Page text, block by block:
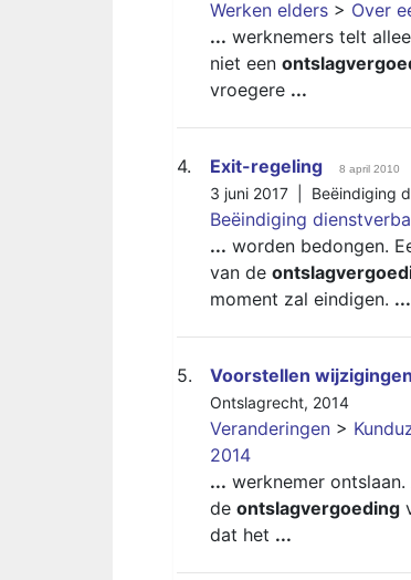
Werken elders > Over
... werknemers telt
niet een
vroegere ...
4. Exit-regeling 8 april 2010
3 juni 2017 | Beëindiging
Beëindiging
... worden bedongen.
van de
moment zal eindigen. ...
5. Voorstellen
Ontslagrecht, 2014
Veranderingen >
2014
... werknemer
de ontslagvergoeding
dat het ...